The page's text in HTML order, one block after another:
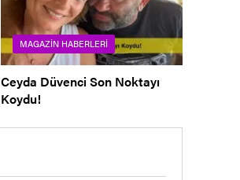
MAGAZIN HABERLERI
Ceyda Düvenci Son Noktayı
Koydu!